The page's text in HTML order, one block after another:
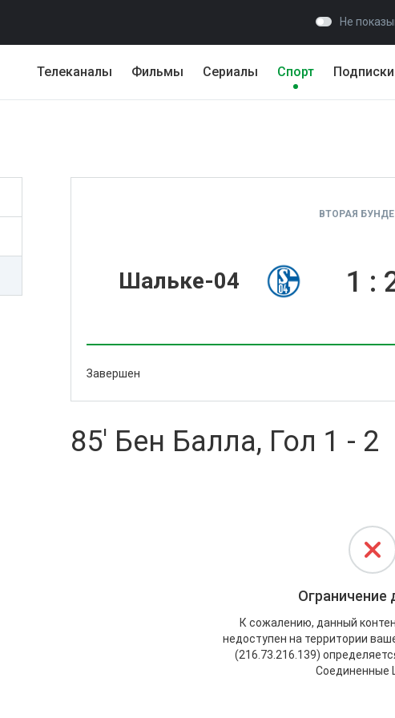
Не
Телеканалы Фильмы Сериалы Спорт Подписки
ВТОРАЯ
Шальке-04 1 :
Завершен
85' Бен Балла, Гол 1 - 2